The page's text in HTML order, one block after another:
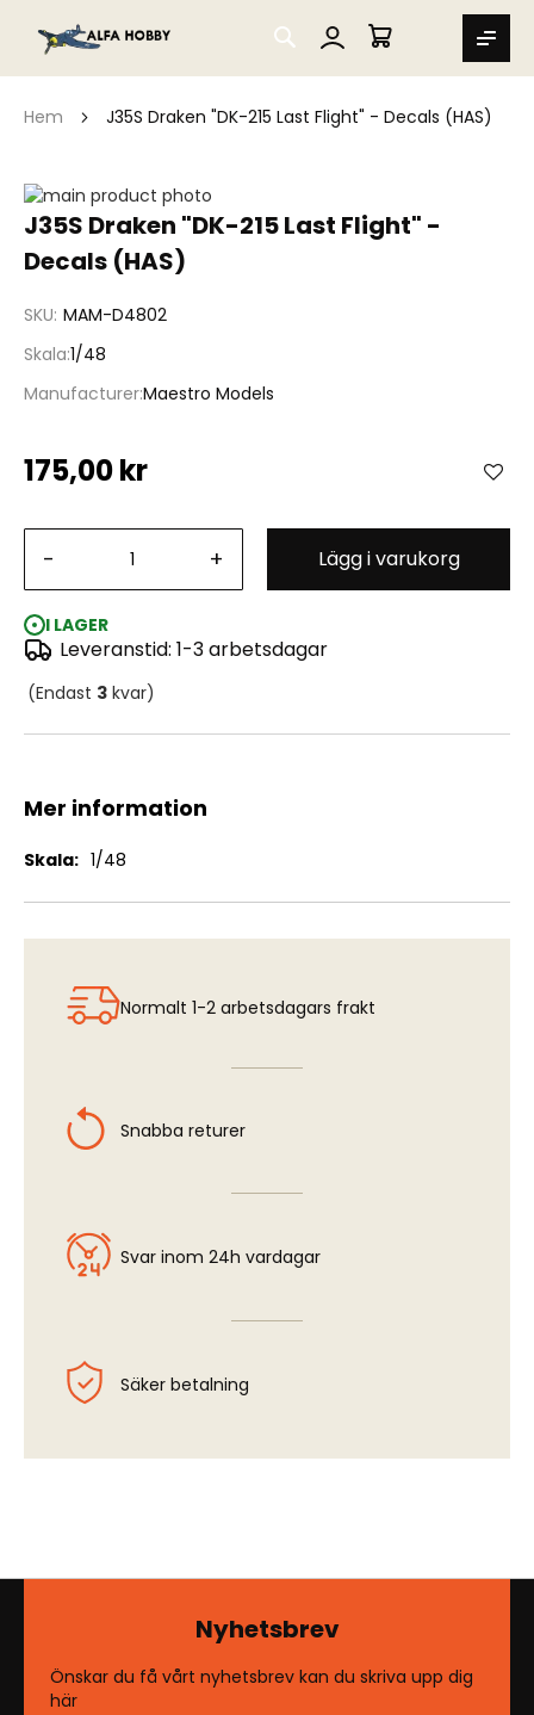
SEARCH
MIN VARUKORG
Hem J35S Draken "DK-215 Last Flight" - Decals (HAS)
J35S Draken "DK-215 Last Flight" -
Decals (HAS)
SKU MAM-D4802
Skala 1/48
ManufacturerMaestro Models
175,00 kr
- + Lägg i varukorg
I LAGER
Leveranstid: 1-3 arbetsdagar
(Endast 3 kvar)
Hoppa
till
av
J35S Draken "DK-215 Last Flight" - Decals (HAS)
Hoppa
början
bildgalleriet
Mer information
Mer
1/48
Normalt 1-2 arbetsdagars frakt
Snabba returer
Svar inom 24h vardagar
Säker betalning
Nyhetsbrev
Önskar du få vårt nyhetsbrev kan du skriva upp dig
här